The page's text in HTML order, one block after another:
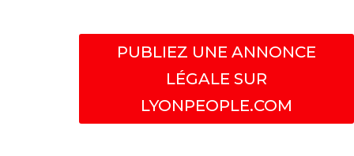
PUBLIEZ UNE ANNONCE
LÉGALE SUR
LYONPEOPLE.COM